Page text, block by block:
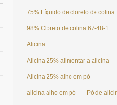
75% Líquido de cloreto de colina
98% Cloreto de colina 67-48-1
Alicina
Alicina 25% alimentar a alicina
Alicina 25% alho em pó
alicina alho em pó Pó de